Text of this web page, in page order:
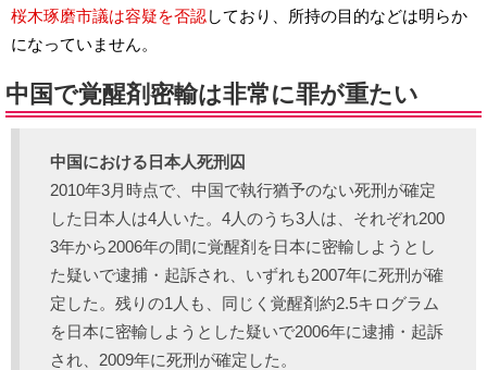
桜木琢磨市議は容疑を否認しており、所持の目的などは明らか
になっていません。
中国で覚醒剤密輸は非常に罪が重たい
中国における日本人死刑囚
2010年3月時点で、中国で執行猶予のない死刑が確定
した日本人は4人いた。4人のうち3人は、それぞれ200
3年から2006年の間に覚醒剤を日本に密輸しようとし
た疑いで逮捕・起訴され、いずれも2007年に死刑が確
定した。残りの1人も、同じく覚醒剤約2.5キログラム
を日本に密輸しようとした疑いで2006年に逮捕・起訴
され、2009年に死刑が確定した。